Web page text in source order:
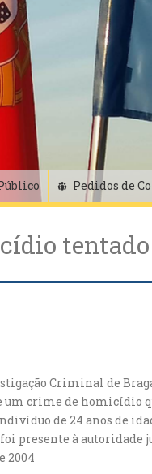
Pedidos de
tentado
Criminal de
crime de homicídio
de 24 anos de
presente à
2004